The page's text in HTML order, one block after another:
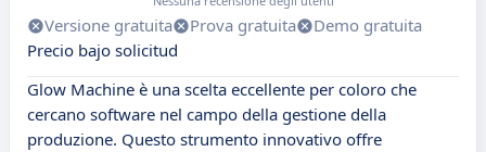
Versione gratuita Prova gratuita
Demo gratuita
Precio bajo solicitud
Glow Machine è una scelta eccellente per coloro che
cercano software nel campo della gestione della
produzione. Questo strumento innovativo offre